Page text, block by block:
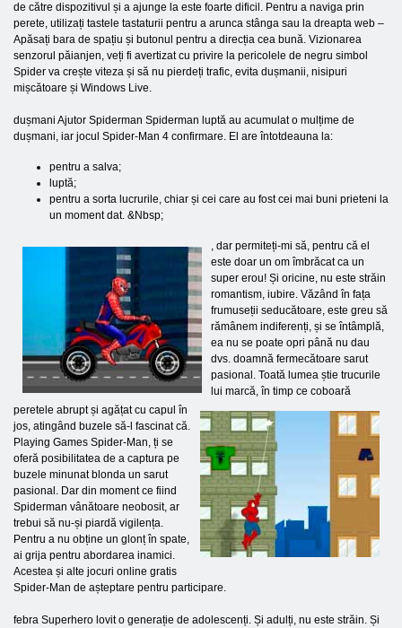
de către dispozitivul și a ajunge la este foarte dificil. Pentru a naviga prin
perete, utilizați tastele tastaturii pentru a arunca stânga sau la dreapta web –
Apăsați bara de spațiu și butonul pentru a direcția cea bună. Vizionarea
senzorul păianjen, veți fi avertizat cu privire la pericolele de negru simbol
Spider va crește viteza și să nu pierdeți trafic, evita dușmanii, nisipuri
mișcătoare și Windows Live.
dușmani Ajutor Spiderman Spiderman luptă au acumulat o mulțime de
dușmani, iar jocul Spider-Man 4 confirmare. El are întotdeauna la:
pentru a salva;
luptă;
pentru a sorta lucrurile, chiar și cei care au fost cei mai buni prieteni la
un moment dat. &Nbsp;
, dar permiteți-mi să, pentru că el
este doar un om îmbrăcat ca un
super erou! Și oricine, nu este străin
romantism, iubire. Văzând în fața
frumuseții seducătoare, este greu să
rămânem indiferenți, și se întâmplă,
ea nu se poate opri până nu dau
dvs. doamnă fermecătoare sarut
pasional. Toată lumea știe trucurile
lui marcă, în timp ce coboară
peretele abrupt și agățat cu capul în
jos, atingând buzele să-l fascinat că.
Playing Games Spider-Man, ți se
oferă posibilitatea de a captura pe
buzele minunat blonda un sarut
pasional. Dar din moment ce fiind
Spiderman vânătoare neobosit, ar
trebui să nu-și piardă vigilența.
Pentru a nu obține un glonț în spate,
ai grija pentru abordarea inamici.
Acestea și alte jocuri online gratis
Spider-Man de așteptare pentru participare.
febra Superhero lovit o generație de adolescenți. Și adulți, nu este străin. Și